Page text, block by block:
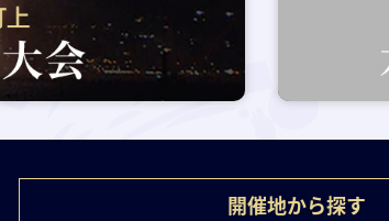
開催地から探す